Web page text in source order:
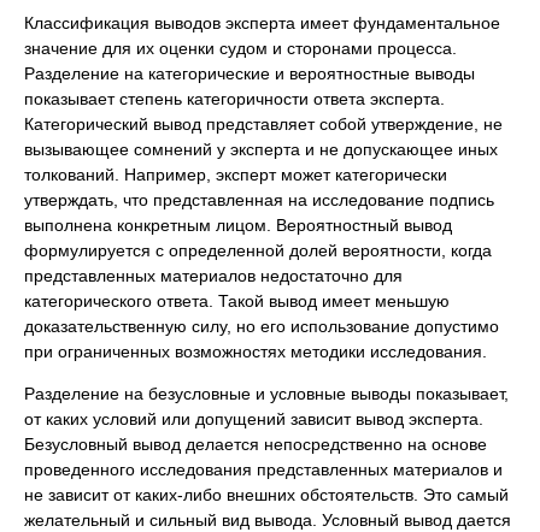
Классификация выводов эксперта имеет фундаментальное
значение для их оценки судом и сторонами процесса.
Разделение на категорические и вероятностные выводы
показывает степень категоричности ответа эксперта.
Категорический вывод представляет собой утверждение, не
вызывающее сомнений у эксперта и не допускающее иных
толкований. Например, эксперт может категорически
утверждать, что представленная на исследование подпись
выполнена конкретным лицом. Вероятностный вывод
формулируется с определенной долей вероятности, когда
представленных материалов недостаточно для
категорического ответа. Такой вывод имеет меньшую
доказательственную силу, но его использование допустимо
при ограниченных возможностях методики исследования.
Разделение на безусловные и условные выводы показывает,
от каких условий или допущений зависит вывод эксперта.
Безусловный вывод делается непосредственно на основе
проведенного исследования представленных материалов и
не зависит от каких-либо внешних обстоятельств. Это самый
желательный и сильный вид вывода. Условный вывод дается